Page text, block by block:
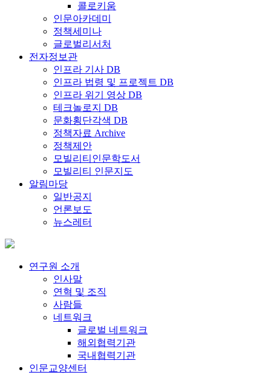
콜로키움
인문아카데미
정책세미나
글로벌리서처
전자정보관
인프라 기사 DB
인프라 법령 및 프로젝트 DB
인프라 위기 영상 DB
테크놀로지 DB
문화횡단각색 DB
정책자료 Archive
정책제안
모빌리티인문학도서
모빌리티 인문지도
알림마당
일반공지
언론보도
뉴스레터
연구원 소개
인사말
연혁 및 조직
사람들
네트워크
글로벌 네트워크
해외협력기관
국내협력기관
인문교양센터